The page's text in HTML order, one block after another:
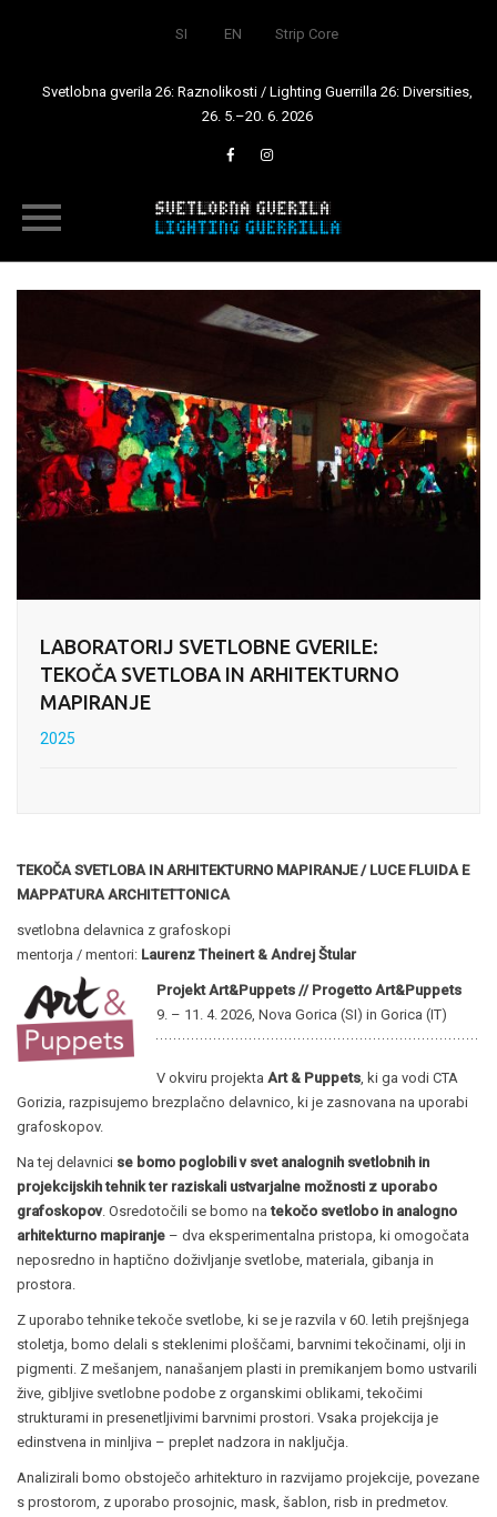
SI EN Strip Core
Svetlobna gverila 26: Raznolikosti / Lighting Guerrilla 26: Diversities,
26. 5.–20. 6. 2026
LABORATORIJ SVETLOBNE GVERILE:
TEKOČA SVETLOBA IN ARHITEKTURNO
MAPIRANJE
2025
TEKOČA SVETLOBA IN ARHITEKTURNO MAPIRANJE / LUCE FLUIDA E
MAPPATURA ARCHITETTONICA
svetlobna delavnica z grafoskopi
mentorja / mentori: Laurenz Theinert & Andrej Štular
Projekt Art&Puppets // Progetto Art&Puppets
9. – 11. 4. 2026, Nova Gorica (SI) in Gorica (IT)
V okviru projekta Art & Puppets, ki ga vodi CTA
Gorizia, razpisujemo brezplačno delavnico, ki je zasnovana na uporabi
grafoskopov.
Na tej delavnici se bomo poglobili v svet analognih svetlobnih in
projekcijskih tehnik ter raziskali ustvarjalne možnosti z uporabo
grafoskopov. Osredotočili se bomo natekočo svetlobo in analogno
arhitekturno mapiranje – dva eksperimentalna pristopa, ki omogočata
neposredno in haptično doživljanje svetlobe, materiala, gibanja in
prostora.
Z uporabo tehnike tekoče svetlobe, ki se je razvila v 60. letih prejšnjega
stoletja, bomo delali s steklenimi ploščami, barvnimi tekočinami, olji in
pigmenti. Z mešanjem, nanašanjem plasti in premikanjem bomo ustvarili
žive, gibljive svetlobne podobe z organskimi oblikami, tekočimi
strukturami in presenetljivimi barvnimi prostori. Vsaka projekcija je
edinstvena in minljiva – preplet nadzora in naključja.
Analizirali bomo obstoječo arhitekturo in razvijamo projekcije, povezane
s prostorom, z uporabo prosojnic, mask, šablon, risb in predmetov.